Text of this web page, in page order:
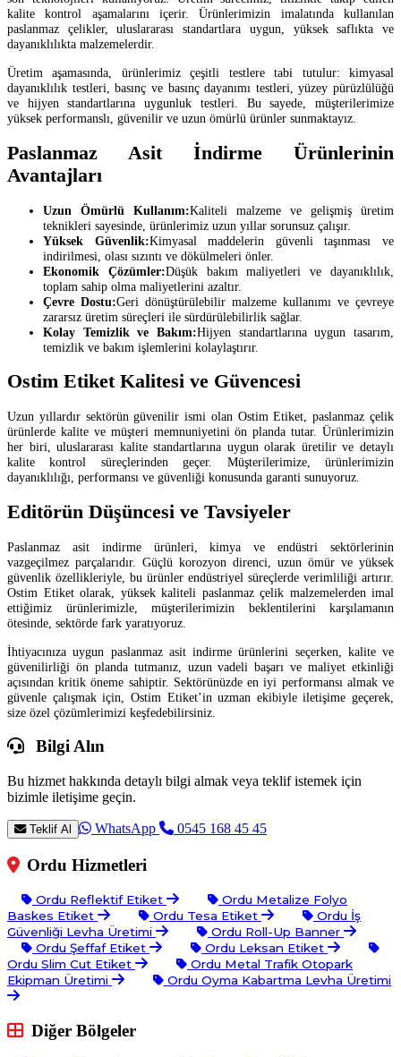
kalite kontrol aşamalarını içerir. Ürünlerimizin imalatında kullanılan
paslanmaz çelikler, uluslararası standartlara uygun, yüksek saflıkta ve
dayanıklılıkta malzemelerdir.
Üretim aşamasında, ürünlerimiz çeşitli testlere tabi tutulur: kimyasal
dayanıklılık testleri, basınç ve basınç dayanımı testleri, yüzey pürüzlülüğü
ve hijyen standartlarına uygunluk testleri. Bu sayede, müşterilerimize
yüksek performanslı, güvenilir ve uzun ömürlü ürünler sunmaktayız.
Paslanmaz Asit İndirme Ürünlerinin
Avantajları
Uzun Ömürlü Kullanım:Kaliteli malzeme ve gelişmiş üretim
teknikleri sayesinde, ürünlerimiz uzun yıllar sorunsuz çalışır.
Yüksek Güvenlik:Kimyasal maddelerin güvenli taşınması ve
indirilmesi, olası sızıntı ve dökülmeleri önler.
Ekonomik Çözümler:Düşük bakım maliyetleri ve dayanıklılık,
toplam sahip olma maliyetlerini azaltır.
Çevre Dostu:Geri dönüştürülebilir malzeme kullanımı ve çevreye
zararsız üretim süreçleri ile sürdürülebilirlik sağlar.
Kolay Temizlik ve Bakım:Hijyen standartlarına uygun tasarım,
temizlik ve bakım işlemlerini kolaylaştırır.
Ostim Etiket Kalitesi ve Güvencesi
Uzun yıllardır sektörün güvenilir ismi olan Ostim Etiket, paslanmaz çelik
ürünlerde kalite ve müşteri memnuniyetini ön planda tutar. Ürünlerimizin
her biri, uluslararası kalite standartlarına uygun olarak üretilir ve detaylı
kalite kontrol süreçlerinden geçer. Müşterilerimize, ürünlerimizin
dayanıklılığı, performansı ve güvenliği konusunda garanti sunuyoruz.
Editörün Düşüncesi ve Tavsiyeler
Paslanmaz asit indirme ürünleri, kimya ve endüstri sektörlerinin
vazgeçilmez parçalarıdır. Güçlü korozyon direnci, uzun ömür ve yüksek
güvenlik özellikleriyle, bu ürünler endüstriyel süreçlerde verimliliği artırır.
Ostim Etiket olarak, yüksek kaliteli paslanmaz çelik malzemelerden imal
ettiğimiz ürünlerimizle, müşterilerimizin beklentilerini karşılamanın
ötesinde, sektörde fark yaratıyoruz.
İhtiyacınıza uygun paslanmaz asit indirme ürünlerini seçerken, kalite ve
güvenilirliği ön planda tutmanız, uzun vadeli başarı ve maliyet etkinliği
açısından kritik öneme sahiptir. Sektörünüzde en iyi performansı almak ve
güvenle çalışmak için, Ostim Etiket’in uzman ekibiyle iletişime geçerek,
size özel çözümlerimizi keşfedebilirsiniz.
Bilgi Alın
Bu hizmet hakkında detaylı bilgi almak veya teklif istemek için
bizimle iletişime geçin.
Teklif Al WhatsApp 0545 168 45 45
Ordu Hizmetleri
Ordu Reflektif Etiket
Ordu Metalize Folyo
Baskes Etiket
Ordu Tesa Etiket
Ordu İş
Güvenliği Levha Üretimi
Ordu Roll-Up Banner
Ordu Şeffaf Etiket
Ordu Leksan Etiket
Ordu Slim Cut Etiket
Ordu Metal Trafik Otopark
Ekipman Üretimi
Ordu Oyma Kabartma Levha Üretimi
Diğer Bölgeler